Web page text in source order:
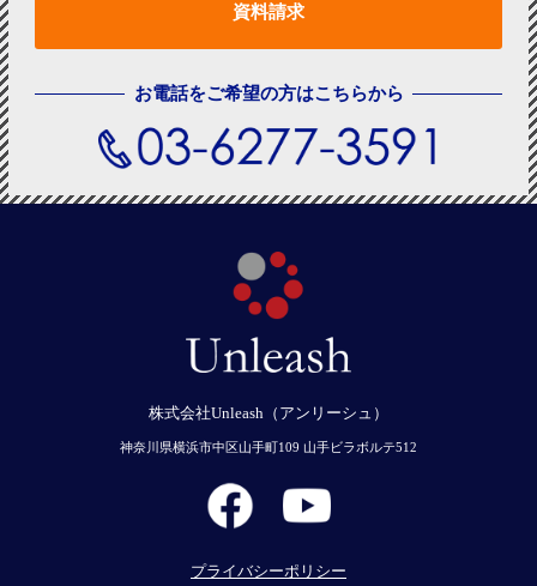
資料請求
お電話をご希望の方はこちらから
株式会社Unleash（アンリーシュ）
神奈川県横浜市中区山手町109 山手ビラボルテ512
プライバシーポリシー